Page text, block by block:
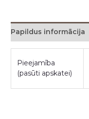
Papildus informācija
Pieejamība
(pasūti apskatei)